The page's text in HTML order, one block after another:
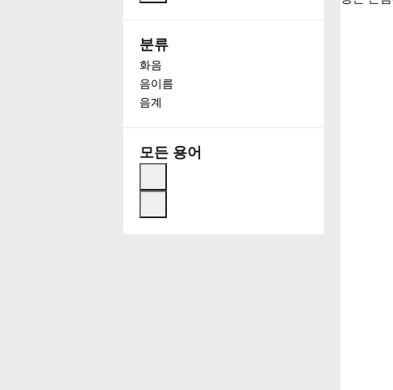
Deutsch
English
Español
Français
분류
화음
음이름
음계
모든 용어